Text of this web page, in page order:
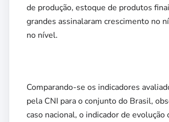
de produção, estoque de produtos
grandes assinalaram crescimento no
no nível.
Comparando-se os indicadores
pela CNI para o conjunto do Brasil,
caso nacional, o indicador de